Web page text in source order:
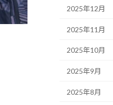
2025年12月
2025年11月
2025年10月
2025年9月
2025年8月